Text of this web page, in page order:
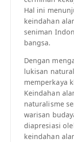
Hal ini
keindahan
seniman
bangsa.
Dengan
lukisan
memperkaya
Keindahan
naturalisme
warisan
diapresiasi
keindahan